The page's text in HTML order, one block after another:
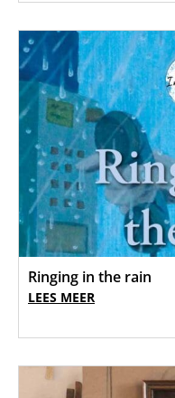
Ringing in the rain
LEES MEER